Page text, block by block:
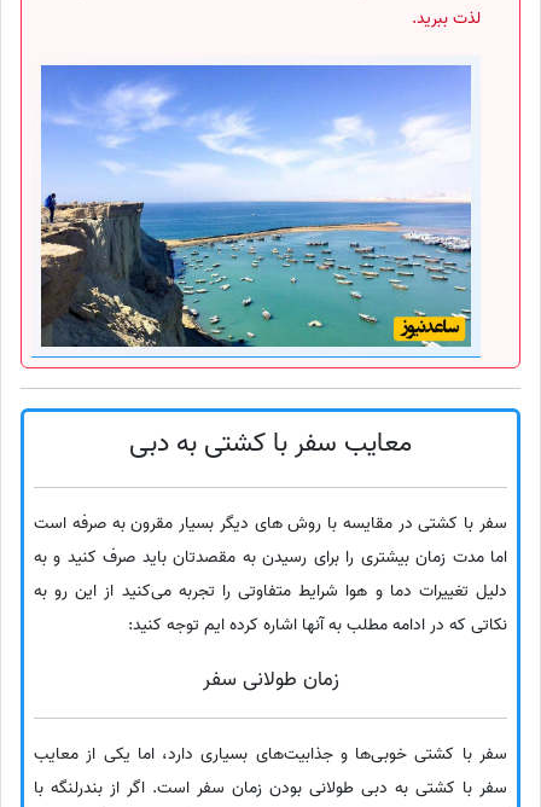
لذت ببرید.
معایب سفر با کشتی به دبی
سفر با کشتی در مقایسه با روش های دیگر بسیار مقرون به صرفه است
اما مدت زمان بیشتری را برای رسیدن به مقصدتان باید صرف کنید و به
دلیل تغییرات دما و هوا شرایط متفاوتی را تجربه می‌کنید از این رو به
نکاتی که در ادامه مطلب به آنها اشاره کرده ایم توجه کنید:
زمان طولانی سفر
سفر با کشتی خوبی‌ها و جذابیت‌های بسیاری دارد، اما یکی از معایب
سفر با کشتی به دبی طولانی بودن زمان سفر است. اگر از بندرلنگه با